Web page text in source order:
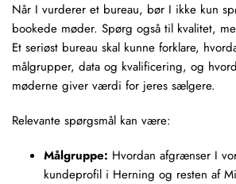
Når I vurderer et bureau, bør I ikke kun
bookede møder. Spørg også til kvalitet,
Et seriøst bureau skal kunne forklare,
målgrupper, data og kvalificering, og
møderne giver værdi for jeres sælgere.
Relevante spørgsmål kan være:
Målgruppe: Hvordan afgrænser I
kundeprofil i Herning og resten af